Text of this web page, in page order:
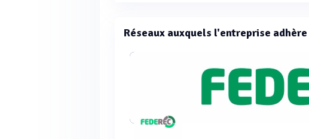
Réseaux auxquels l'entreprise adhère